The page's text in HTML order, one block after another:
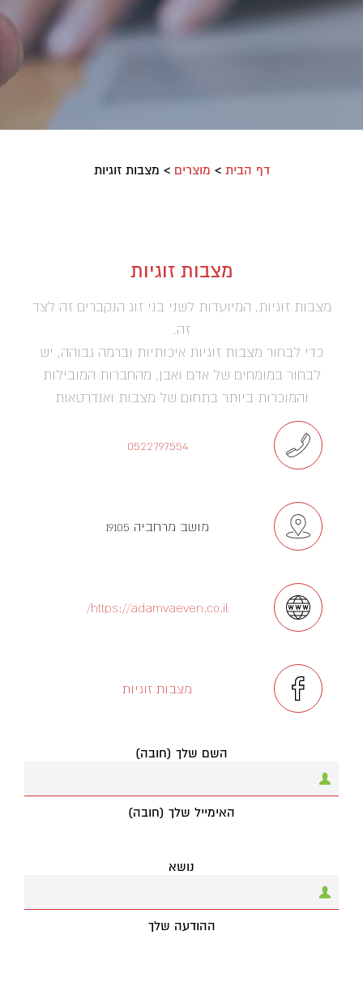
דף הבית > מוצרים > מצבות זוגיות
מצבות זוגיות
מצבות זוגיות, המיועדות לשני בני זוג הנקברים זה לצד
זה.
כדי לבחור מצבות זוגיות איכותיות וברמה גבוהה, יש
לבחור במומחים של אדם ואבן, מהחברות המובילות
והמוכרות ביותר בתחום של מצבות ואנדרטאות
0522797554
מושב מרחביה 19105
https://adamvaeven.co.il/
מצבות זוגיות
השם שלך (חובה)
האימייל שלך (חובה)
נושא
ההודעה שלך